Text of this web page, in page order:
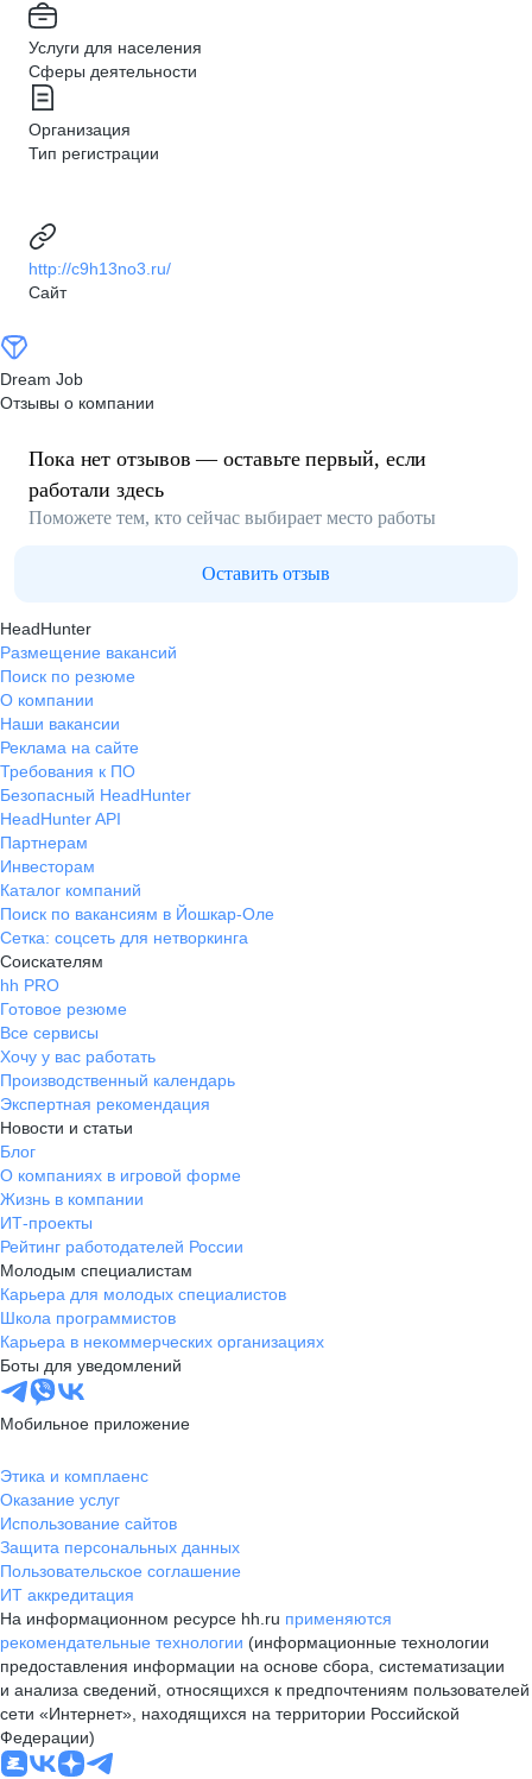
Услуги для населения
Сферы деятельности
Организация
Тип регистрации
http://c9h13no3.ru/
Сайт
Dream Job
Отзывы о компании
Пока нет отзывов — оставьте первый, если
работали здесь
Поможете тем, кто сейчас выбирает место работы
Оставить отзыв
HeadHunter
Размещение вакансий
Поиск по резюме
О компании
Наши вакансии
Реклама на сайте
Требования к ПО
Безопасный HeadHunter
HeadHunter API
Партнерам
Инвесторам
Каталог компаний
Поиск по вакансиям в Йошкар-Оле
Сетка: соцсеть для нетворкинга
Соискателям
hh PRO
Готовое резюме
Все сервисы
Хочу у вас работать
Производственный календарь
Экспертная рекомендация
Новости и статьи
Блог
О компаниях в игровой форме
Жизнь в компании
ИТ-проекты
Рейтинг работодателей России
Молодым специалистам
Карьера для молодых специалистов
Школа программистов
Карьера в некоммерческих организациях
Боты для уведомлений
Мобильное приложение
Этика и комплаенс
Оказание услуг
Использование сайтов
Защита персональных данных
Пользовательское соглашение
ИТ аккредитация
На информационном ресурсе hh.ru применяются
рекомендательные технологии (информационные технологии
предоставления информации на основе сбора, систематизации
и анализа сведений, относящихся к предпочтениям пользователей
сети «Интернет», находящихся на территории Российской
Федерации)